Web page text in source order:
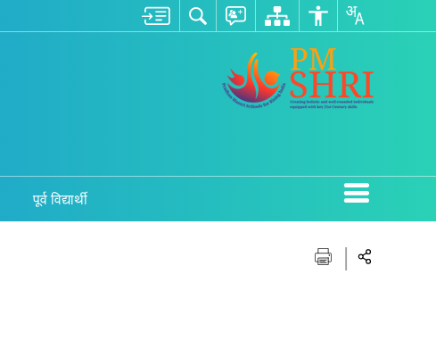
पूर्व विद्यार्थी